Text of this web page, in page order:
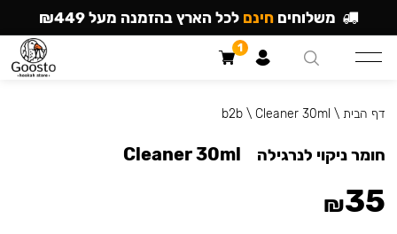
דף הבית \
b2b\ Cleaner 30ml
חומר ניקוי לנרגילה Cleaner 30ml
₪35
משלוחים חינם לכל הארץ בהזמנה מעל ₪449
1